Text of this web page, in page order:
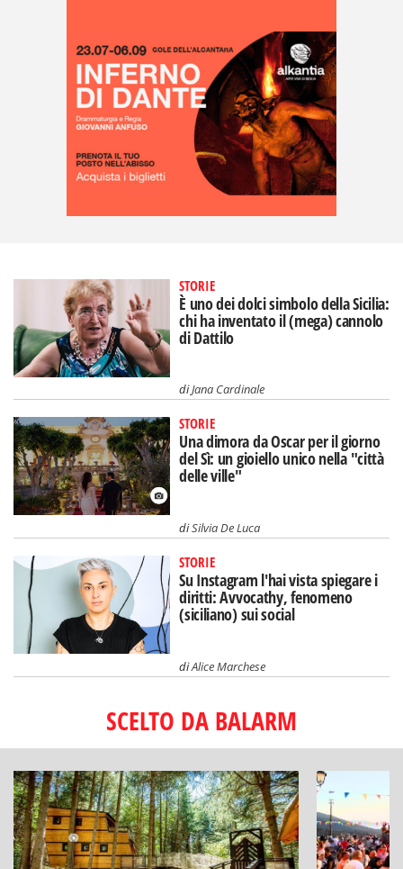
STORIE
È uno dei dolci simbolo della Sicilia:
chi ha inventato il (mega) cannolo
di Dattilo
diJana Cardinale
STORIE
Una dimora da Oscar per il giorno
del Sì: un gioiello unico nella "città
delle ville"
diSilvia De Luca
STORIE
Su Instagram l'hai vista spiegare i
diritti: Avvocathy, fenomeno
(siciliano) sui social
diAlice Marchese
SCELTO DA BALARM